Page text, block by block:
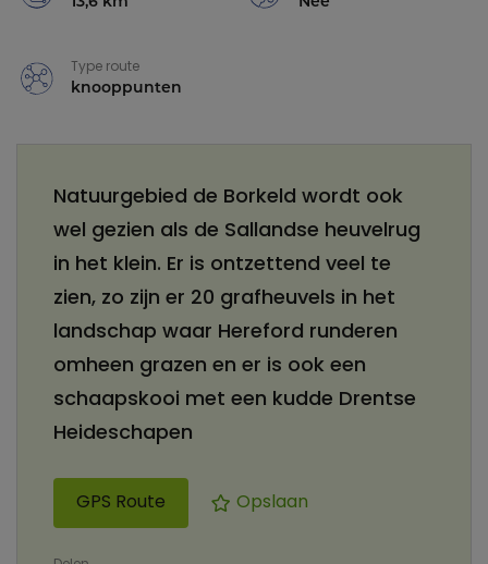
Type route
knooppunten
Natuurgebied de Borkeld wordt ook
wel gezien als de Sallandse heuvelrug
in het klein. Er is ontzettend veel te
zien, zo zijn er 20 grafheuvels in het
landschap waar Hereford runderen
omheen grazen en er is ook een
schaapskooi met een kudde Drentse
Heideschapen
GPS Route Opslaan